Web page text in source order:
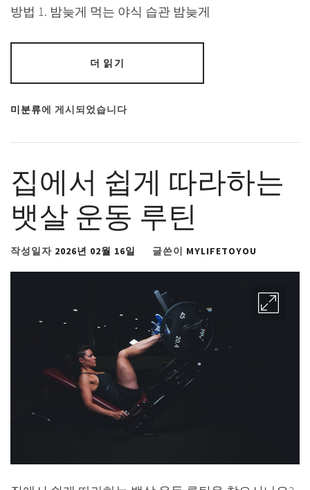
방법 1. 밤늦게 먹는 야식 습관 밤늦게
더 읽기
미분류에 게시되었습니다
집에서 쉽게 따라하는
뱃살 운동 루틴
작성일자 2026년 02월 16일 글쓴이 MYLIFETOYOU